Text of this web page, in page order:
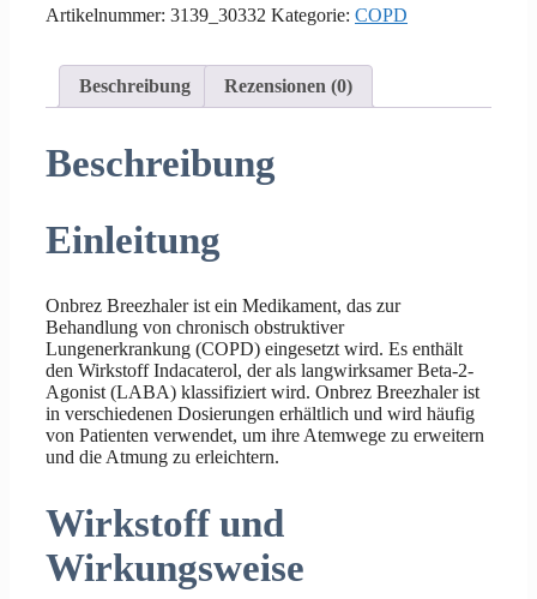
Artikelnummer: 3139_30332 Kategorie: COPD
Beschreibung Rezensionen (0)
Beschreibung
Einleitung
Onbrez Breezhaler ist ein Medikament, das zur
Behandlung von chronisch obstruktiver
Lungenerkrankung (COPD) eingesetzt wird. Es enthält
den Wirkstoff Indacaterol, der als langwirksamer Beta-2-
Agonist (LABA) klassifiziert wird. Onbrez Breezhaler ist
in verschiedenen Dosierungen erhältlich und wird häufig
von Patienten verwendet, um ihre Atemwege zu erweitern
und die Atmung zu erleichtern.
Wirkstoff und
Wirkungsweise